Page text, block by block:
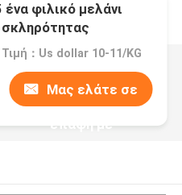
φιλικό μελάνι
Τιμή：Us dollar 10-11/KG
Μας ελάτε σε
επαφή με